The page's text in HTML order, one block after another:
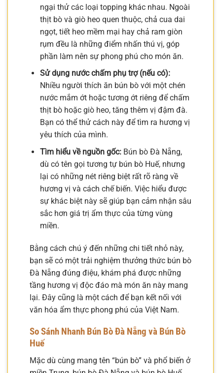
ngại thử các loại topping khác nhau. Ngoài
thịt bò và giò heo quen thuộc, chả cua dai
ngọt, tiết heo mềm mại hay chả ram giòn
rụm đều là những điểm nhấn thú vị, góp
phần làm nên sự phong phú cho món ăn.
Sử dụng nước chấm phụ trợ (nếu có):
Nhiều người thích ăn bún bò với một chén
nước mắm ớt hoặc tương ớt riêng để chấm
thịt bò hoặc giò heo, tăng thêm vị đậm đà.
Bạn có thể thử cách này để tìm ra hương vị
yêu thích của mình.
Tìm hiểu về nguồn gốc:Bún bò Đà Nẵng,
dù có tên gọi tương tự bún bò Huế, nhưng
lại có những nét riêng biệt rất rõ ràng về
hương vị và cách chế biến. Việc hiểu được
sự khác biệt này sẽ giúp bạn cảm nhận sâu
sắc hơn giá trị ẩm thực của từng vùng
miền.
Bằng cách chú ý đến những chi tiết nhỏ này,
bạn sẽ có một trải nghiệm thưởng thức bún bò
Đà Nẵng đúng điệu, khám phá được những
tầng hương vị độc đáo mà món ăn này mang
lại. Đây cũng là một cách để bạn kết nối với
văn hóa ẩm thực phong phú của Việt Nam.
So Sánh Nhanh Bún Bò Đà Nẵng và Bún Bò
Huế
Mặc dù cùng mang tên “bún bò” và phổ biến ở